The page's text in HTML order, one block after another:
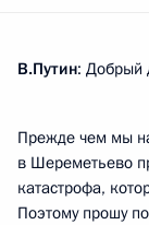
В.Путин: Добрый
Прежде чем мы
в Шереметьево
катастрофа,
Поэтому прошу